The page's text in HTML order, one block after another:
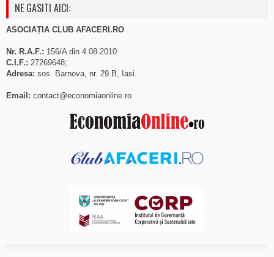
NE GASITI AICI:
ASOCIAȚIA CLUB AFACERI.RO
Nr. R.A.F.: 156/A din 4.08.2010
C.I.F.: 27269648;
Adresa: sos. Barnova, nr. 29 B, Iasi.
Email: contact@economiaonline.ro